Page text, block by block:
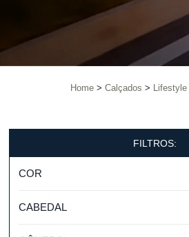
Home Calçados Lifestyle
FILTROS:
COR
CABEDAL